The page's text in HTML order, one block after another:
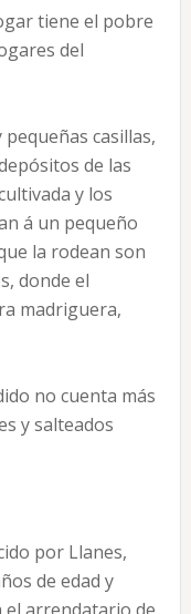
tiene el pobre
del
casillas,
de las
y los
á un pequeño
la rodean son
donde el
madriguera,
no cuenta más
y salteados
por Llanes,
de edad y